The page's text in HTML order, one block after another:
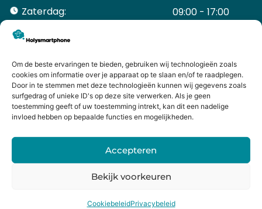
Om de beste ervaringen te bieden, gebruiken wij technologieën zoals
cookies om informatie over je apparaat op te slaan en/of te raadplegen.
Door in te stemmen met deze technologieën kunnen wij gegevens zoals
surfgedrag of unieke ID's op deze site verwerken. Als je geen
toestemming geeft of uw toestemming intrekt, kan dit een nadelige
invloed hebben op bepaalde functies en mogelijkheden.
Accepteren
Bekijk voorkeuren
CookiebeleidPrivacybeleid
Zaterdag:
09:00 - 17:00
Zondag:
Mijn Account
Bestellingen
Mijn winkelwagen
HANDIGE LINKS
Levering en retourneren
Garantie
iPhone laten maken